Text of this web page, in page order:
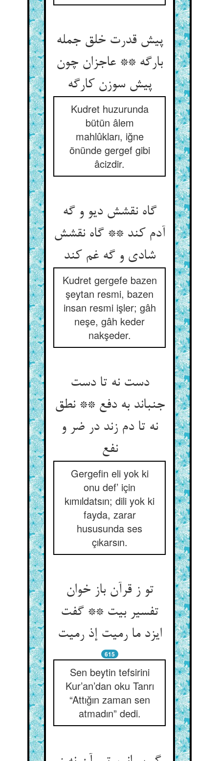
پیش قدرت خلق جمله
بارگه ** عاجزان چون
پیش سوزن کارگه‌‌
Kudret huzurunda
bütün âlem
mahlûkları, iğne
önünde gergef gibi
âcizdir.
گاه نقشش دیو و گه
آدم کند ** گاه نقشش
شادی و گه غم کند
Kudret gergefe bazen
şeytan resmi, bazen
insan resmi işler; gâh
neşe, gâh keder
nakşeder.
دست نه تا دست
جنباند به دفع ** نطق
نه تا دم زند در ضر و
نفع‌‌
Gergefin eli yok ki
onu def’ için
kımıldatsın; dili yok ki
fayda, zarar
hususunda ses
çıkarsın.
تو ز قرآن باز خوان
تفسیر بیت ** گفت
ایزد ما رميت إذ رمیت‌‌
615
Sen beytin tefsirini
Kur’an’dan oku Tanrı
“Attığın zaman sen
atmadın” dedi.